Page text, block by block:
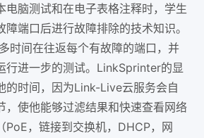
电脑测试和在电子表格注释时，学生
端口后进行故障排除的技术知识。
时间在往返每个有故障的端口，并
行进一步的测试。LinkSprinter的显
的时间，因为Link-Live云服务会自
，使他能够过滤结果和快速查看网络
PoE，链接到交换机，DHCP，网